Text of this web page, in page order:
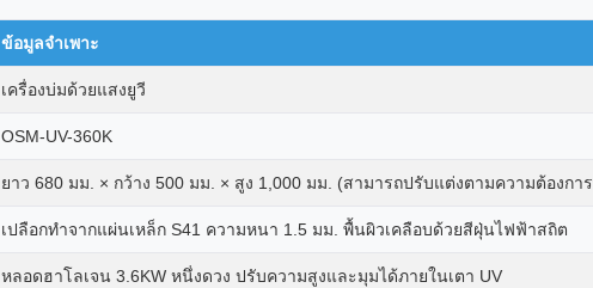
ข้อมูลจำเพาะ
เครื่องบ่มด้วยแสงยูวี
OSM-UV-360K
ยาว 680 มม. × กว้าง 500 มม. × สูง 1,000 มม. (สามารถปรับแต่งตามความต้องกา
เปลือกทำจากแผ่นเหล็ก S41 ความหนา 1.5 มม. พื้นผิวเคลือบด้วยสีฝุ่นไฟฟ้าสถิต
หลอดฮาโลเจน 3.6KW หนึ่งดวง ปรับความสูงและมุมได้ภายในเตา UV